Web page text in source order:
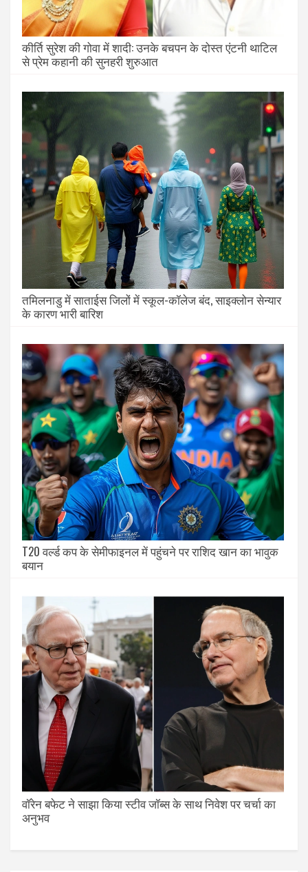
कीर्ति सुरेश की गोवा में शादी: उनके बचपन के दोस्त एंटनी थाटिल
से प्रेम कहानी की सुनहरी शुरुआत
तमिलनाडु में साताईस जिलों में स्कूल-कॉलेज बंद, साइक्लोन सेन्यार
के कारण भारी बारिश
T20 वर्ल्ड कप के सेमीफाइनल में पहुंचने पर राशिद खान का भावुक
बयान
वॉरेन बफेट ने साझा किया स्टीव जॉब्स के साथ निवेश पर चर्चा का
अनुभव